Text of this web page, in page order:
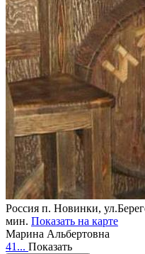
Россия п. Новинки,
мин. Показать на карте
Марина Альбертовна
41... Показать